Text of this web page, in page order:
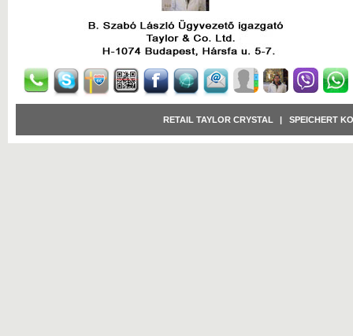
RETAIL TAYLOR CRYSTAL | SPEICHERT